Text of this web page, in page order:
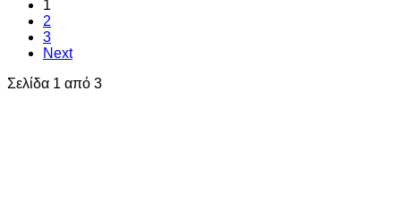
1
2
3
Next
Σελίδα 1 από 3